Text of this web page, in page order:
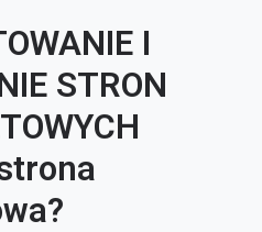
I
STRON